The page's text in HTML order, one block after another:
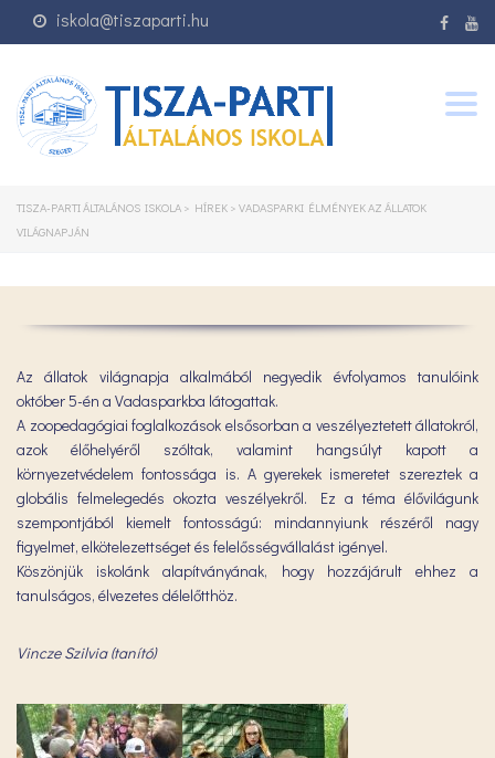
iskola@tiszaparti.hu
TISZA-PARTI ÁLTALÁNOS ISKOLA > HÍREK > VADASPARKI ÉLMÉNYEK AZ ÁLLATOK
VILÁGNAPJÁN
Az állatok világnapja alkalmából negyedik évfolyamos tanulóink
október 5-én a Vadasparkba látogattak.
A zoopedagógiai foglalkozások elsősorban a veszélyeztetett állatokról,
azok élőhelyéről szóltak, valamint hangsúlyt kapott a
környezetvédelem fontossága is. A gyerekek ismeretet szereztek a
globális felmelegedés okozta veszélyekről. Ez a téma élővilágunk
szempontjából kiemelt fontosságú: mindannyiunk részéről nagy
figyelmet, elkötelezettséget és felelősségvállalást igényel.
Köszönjük iskolánk alapítványának, hogy hozzájárult ehhez a
tanulságos, élvezetes délelőtthöz.
Vincze Szilvia (tanító)